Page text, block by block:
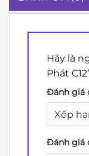
Hãy là
Phát
Đánh giá
Đánh giá